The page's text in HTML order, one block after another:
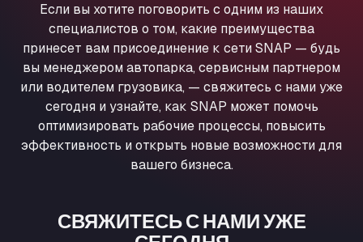
Aral Autohof Bockel
ARAL Autohof Bockenem
Oppelner Str. 1, 31167
ARAL Autohof Merklingen
Nellinger Str. 24, 89188
ARAL Autohof Preis
Schellweilerstraße 1, 66871
Obernburger Str. 127, 63811
Если вы хотите поговорить с одним из наших
специалистов о том, какие преимущества
принесет вам присоединение к сети SNAP — будь
вы менеджером автопарка, сервисным партнером
или водителем грузовика, — свяжитесь с нами уже
сегодня и узнайте, как SNAP может помочь
оптимизировать рабочие процессы, повысить
эффективность и открыть новые возможности для
вашего бизнеса.
СВЯЖИТЕСЬ С НАМИ УЖЕ